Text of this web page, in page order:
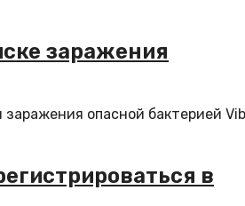
заражения
опасной бактерией
в